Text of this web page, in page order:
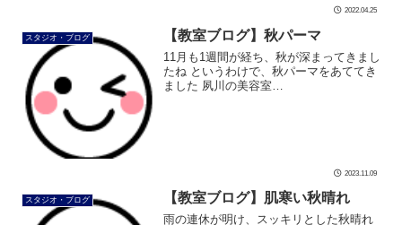
2022.04.25
スタジオ・ブログ 【教室ブログ】秋パーマ
11月も1週間が経ち、秋が深まってきまし
たね というわけで、秋パーマをあててき
ました 夙川の美容室
2023.11.09
スタジオ・ブログ 【教室ブログ】肌寒い秋晴れ
雨の連休が明け、スッキリとした秋晴れ